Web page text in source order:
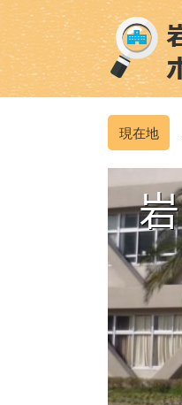
ジ
の
先
ュ
ー
を